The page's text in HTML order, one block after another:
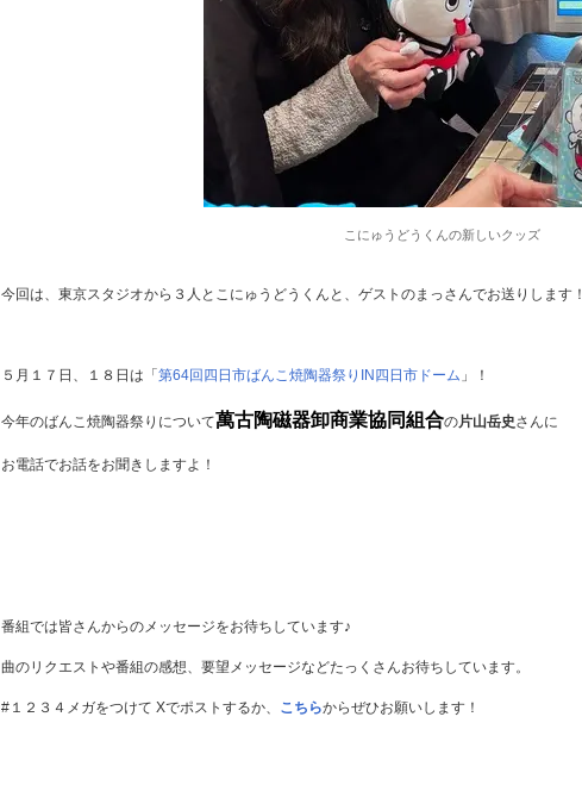
こにゅうどうくんの新しいクッズ
今回は、東京スタジオから３人とこにゅうどうくんと、ゲストのまっさんでお送りします！
５月１７日、１８日は「 第64回四日市ばんこ焼陶器祭りIN四日市ドーム 」！
今年のばんこ焼陶器祭りについて萬古陶磁器卸商業協同組合の片山岳史さんに
お電話でお話をお聞きしますよ！
番組では皆さんからのメッセージをお待ちしています♪
曲のリクエストや番組の感想、要望メッセージなどたっくさんお待ちしています。
#１２３４メガをつけて Xでポストするか、 こちらからぜひお願いします！